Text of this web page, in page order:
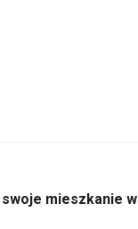
mieszkanie w